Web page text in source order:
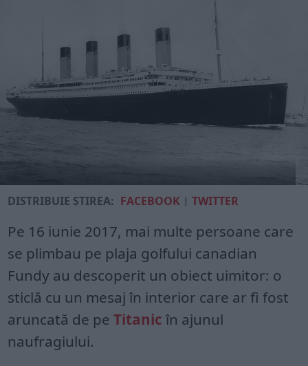
DISTRIBUIE ȘTIREA: FACEBOOK |TWITTER
Pe 16 iunie 2017, mai multe persoane care
se plimbau pe plaja golfului canadian
Fundy au descoperit un obiect uimitor: o
sticlă cu un mesaj în interior care ar fi fost
aruncată de peTitanicîn ajunul
naufragiului.